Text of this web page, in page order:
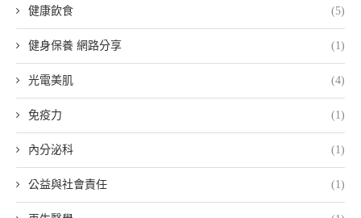
健康飲食 (5)
健身保養 網路分享 (1)
光電美肌 (4)
免疫力 (1)
內分泌科 (1)
公益與社會責任 (1)